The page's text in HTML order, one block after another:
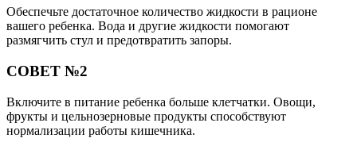
Обеспечьте достаточное количество жидкости в рационе
вашего ребенка. Вода и другие жидкости помогают
размягчить стул и предотвратить запоры.
СОВЕТ №2
Включите в питание ребенка больше клетчатки. Овощи,
фрукты и цельнозерновые продукты способствуют
нормализации работы кишечника.